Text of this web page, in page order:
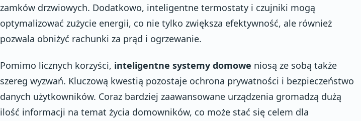
zamków drzwiowych. Dodatkowo, inteligentne termostaty i czujniki mogą
optymalizować zużycie energii, co nie tylko zwiększa efektywność, ale również
pozwala obniżyć rachunki za prąd i ogrzewanie.
Pomimo licznych korzyści, inteligentne systemy domowe niosą ze sobą także
szereg wyzwań. Kluczową kwestią pozostaje ochrona prywatności i bezpieczeństwo
danych użytkowników. Coraz bardziej zaawansowane urządzenia gromadzą dużą
ilość informacji na temat życia domowników, co może stać się celem dla